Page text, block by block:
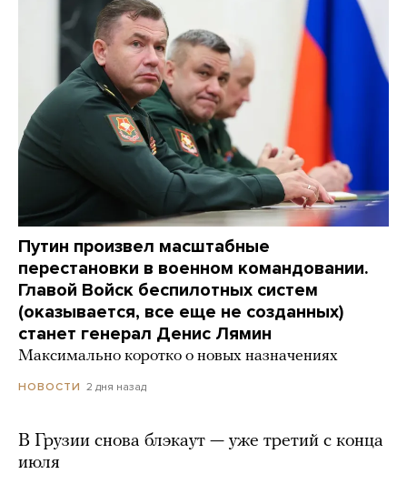
Путин произвел масштабные
перестановки в военном командовании.
Главой Войск беспилотных систем
(оказывается, все еще не созданных)
станет генерал Денис Лямин
Максимально коротко о новых назначениях
НОВОСТИ 2 дня назад
В Грузии снова блэкаут — уже третий с конца
июля